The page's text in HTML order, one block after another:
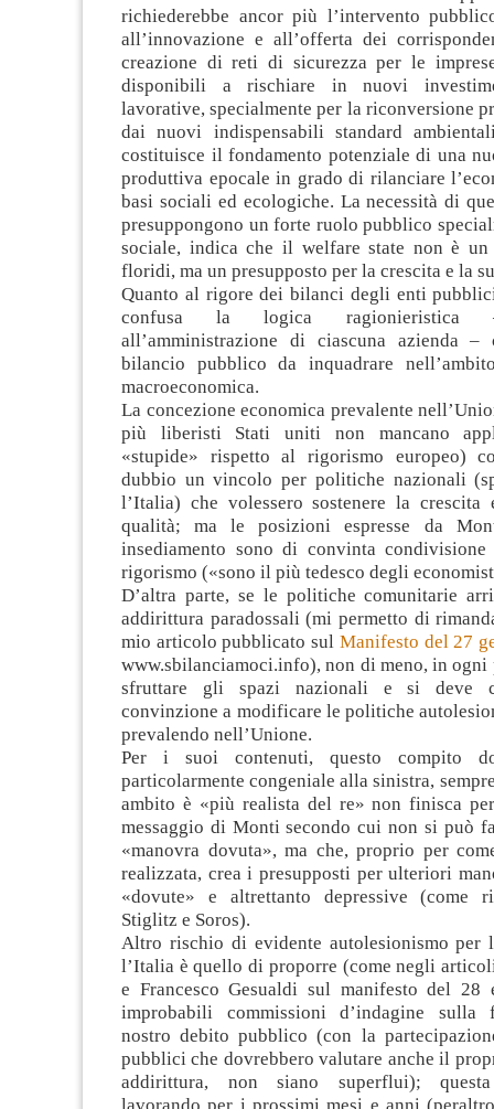
richiederebbe ancor più l’intervento
all’innovazione e all’offerta dei
creazione di reti di sicurezza per le
disponibili a rischiare in nuovi
lavorative, specialmente per la riconversione
dai nuovi indispensabili standard
costituisce il fondamento potenziale di una
produttiva epocale in grado di rilanciare
basi sociali ed ecologiche. La necessità di
presuppongono un forte ruolo pubblico
sociale, indica che il welfare state non è
floridi, ma un presupposto per la crescita e la
Quanto al rigore dei bilanci degli enti
confusa la logica ragionieristica
all’amministrazione di ciascuna azienda
bilancio pubblico da inquadrare
macroeconomica.
La concezione economica prevalente
più liberisti Stati uniti non mancano
«stupide» rispetto al rigorismo europeo)
dubbio un vincolo per politiche nazionali
l’Italia) che volessero sostenere la crescita
qualità; ma le posizioni espresse da
insediamento sono di convinta
rigorismo («sono il più tedesco degli
D’altra parte, se le politiche comunitarie
addirittura paradossali (mi permetto di
mio articolo pubblicato sul Manifesto del 27
www.sbilanciamoci.info), non di meno, in ogni
sfruttare gli spazi nazionali e si deve
convinzione a modificare le politiche
prevalendo nell’Unione.
Per i suoi contenuti, questo compito
particolarmente congeniale alla sinistra,
ambito è «più realista del re» non finisca
messaggio di Monti secondo cui non si può
«manovra dovuta», ma che, proprio per
realizzata, crea i presupposti per ulteriori
«dovute» e altrettanto depressive (come
Stiglitz e Soros).
Altro rischio di evidente autolesionismo per
l’Italia è quello di proporre (come negli
e Francesco Gesualdi sul manifesto del 28
improbabili commissioni d’indagine sulla
nostro debito pubblico (con la
pubblici che dovrebbero valutare anche il
addirittura, non siano superflui); questa